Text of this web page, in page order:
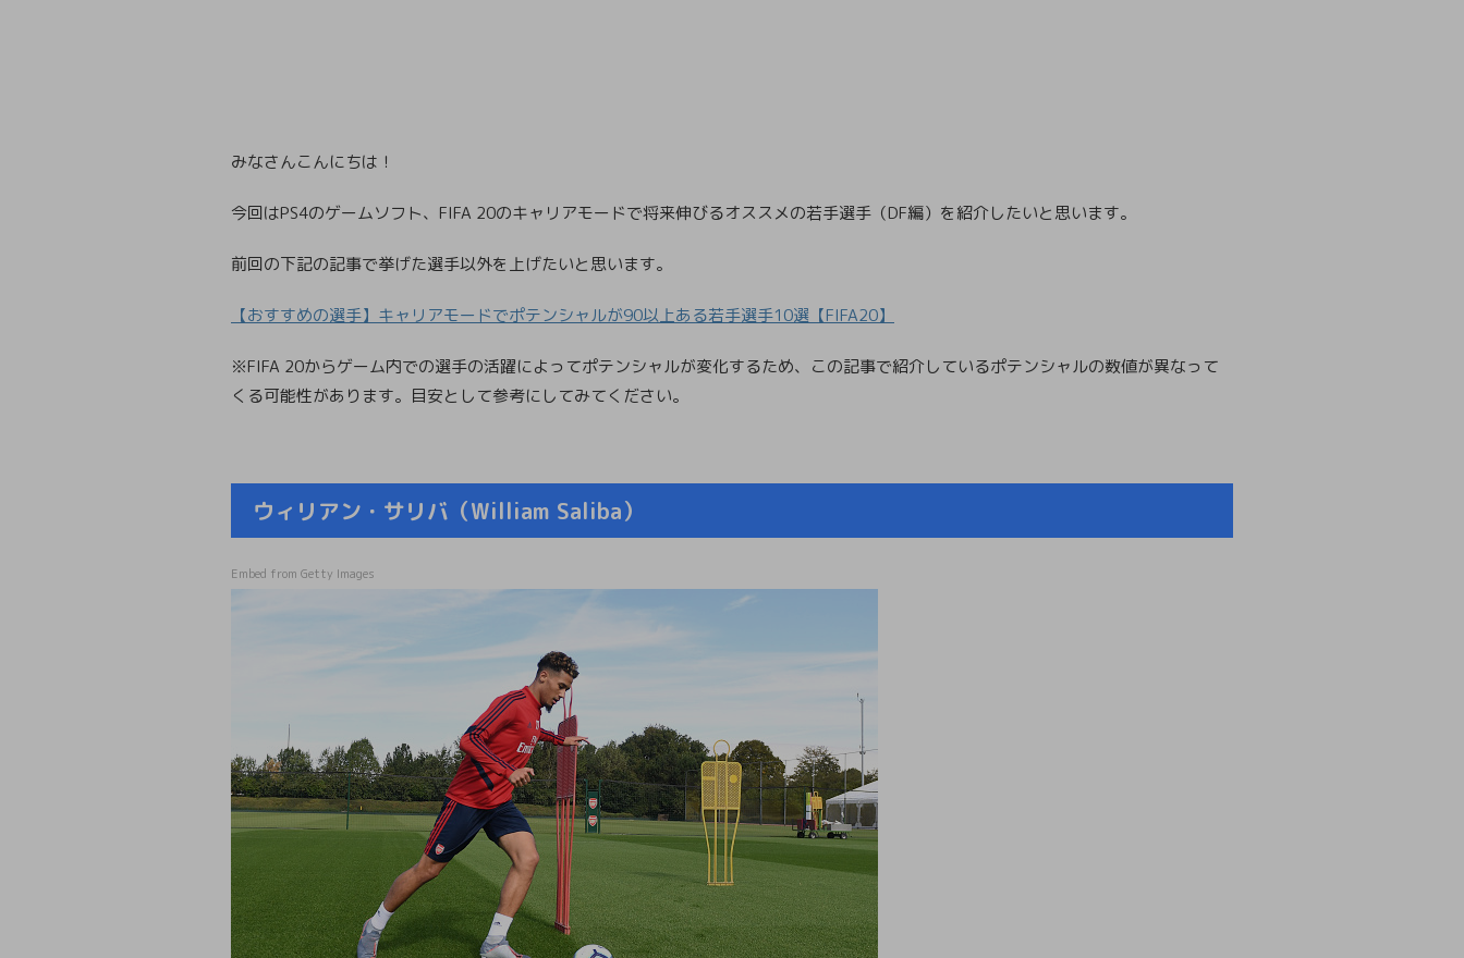
みなさんこんにちは！
今回はPS4のゲームソフト、FIFA 20のキャリアモードで将来伸びるオススメの若手選手（DF編）を紹介したいと思います。
前回の下記の記事で挙げた選手以外を上げたいと思います。
【おすすめの選手】キャリアモードでポテンシャルが90以上ある若手選手10選【FIFA20】
※FIFA 20からゲーム内での選手の活躍によってポテンシャルが変化するため、この記事で紹介しているポテンシャルの数値が異なって
くる可能性があります。目安として参考にしてみてください。
ウィリアン・サリバ（William Saliba）
Embed from Getty Images